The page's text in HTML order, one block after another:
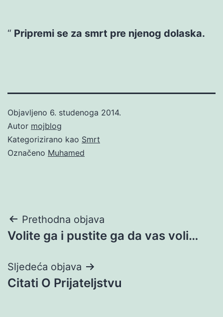
Pripremi se za smrt pre njenog dolaska.
Objavljeno 6. studenoga 2014.
Autor mojblog
Kategorizirano kao Smrt
Označeno Muhamed
Navigacija
objava
Prethodna objava
Volite ga i pustite ga da vas voli…
Sljedeća objava
Citati O Prijateljstvu